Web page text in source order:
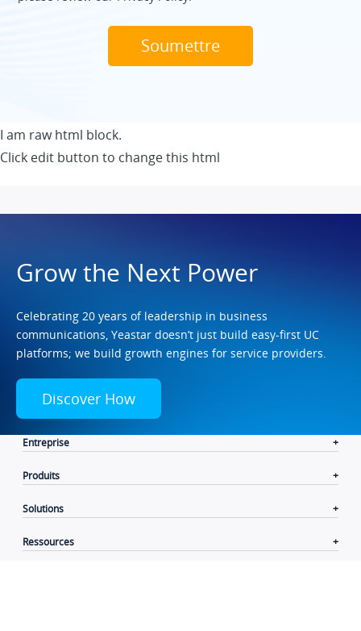
I am raw html block.
Click edit button to change this html
Grow the Next Power
Celebrating 20 years of leadership in business
communications, Yeastar doesn’t just build easy-first UC
platforms; we build growth engines for service providers.
Discover How
Entreprise
Produits
Solutions
Ressources